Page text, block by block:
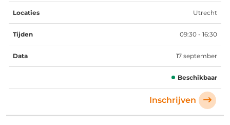
Utrecht
09:30 - 16:30
17 september
Beschikbaar
Inschrijven